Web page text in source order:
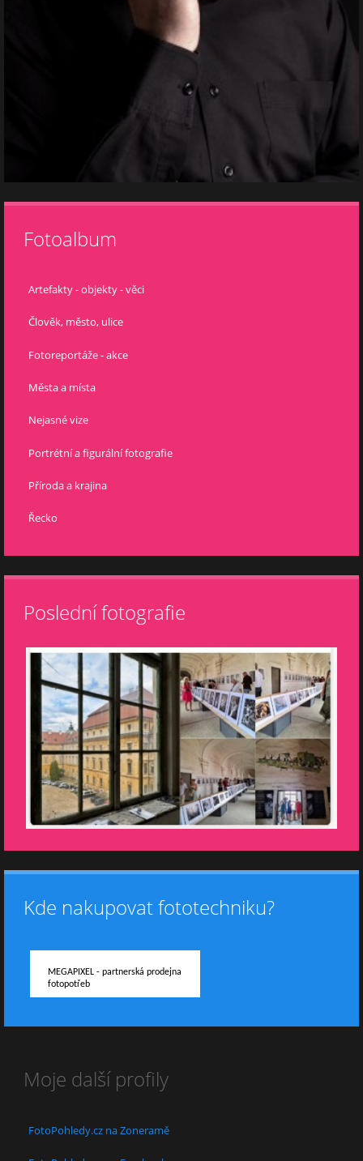
Fotoalbum
Artefakty - objekty - věci
Člověk, město, ulice
Fotoreportáže - akce
Města a místa
Nejasné vize
Portrétní a figurální fotografie
Příroda a krajina
Řecko
Poslední fotografie
Kde nakupovat fototechniku?
MEGAPIXEL - partnerská prodejna
fotopotřeb
Moje další profily
FotoPohledy.cz na Zoneramě